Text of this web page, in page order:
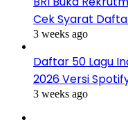
Cek Syarat
3 weeks ago
Daftar 50 Lagu
2026 Versi
3 weeks ago